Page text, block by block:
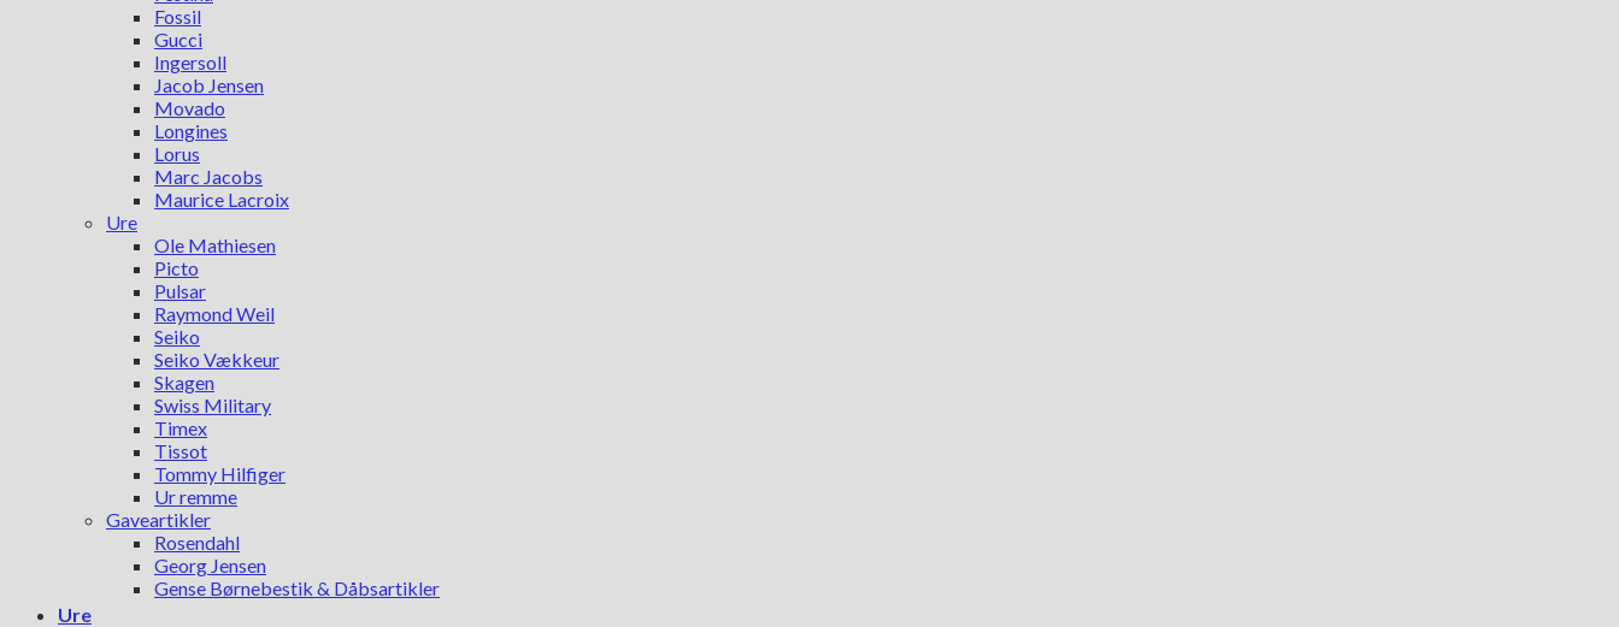
Fossil
Gucci
Ingersoll
Jacob Jensen
Movado
Longines
Lorus
Marc Jacobs
Maurice Lacroix
Ure
Ole Mathiesen
Picto
Pulsar
Raymond Weil
Seiko
Seiko Vækkeur
Skagen
Swiss Military
Timex
Tissot
Tommy Hilfiger
Ur remme
Gaveartikler
Rosendahl
Georg Jensen
Gense Børnebestik & Dåbsartikler
Ure